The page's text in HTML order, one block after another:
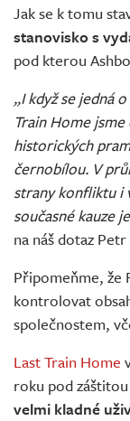
Jak se k tomu
stanovisko s
pod kterou
„I když se jedná
Train Home
historických
černobílou. V
strany konfliktu i
současné kauze
na náš dotaz
Připomeňme, že
kontrolovat
společnostem,
Last Train Home
roku pod
velmi kladné